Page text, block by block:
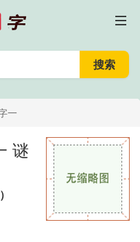
一
谜